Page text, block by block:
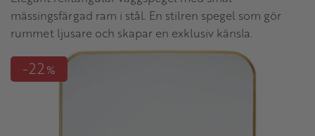
mässingsfärgad ram i stål. En stilren spegel som gör
rummet ljusare och skapar en exklusiv känsla.
22%